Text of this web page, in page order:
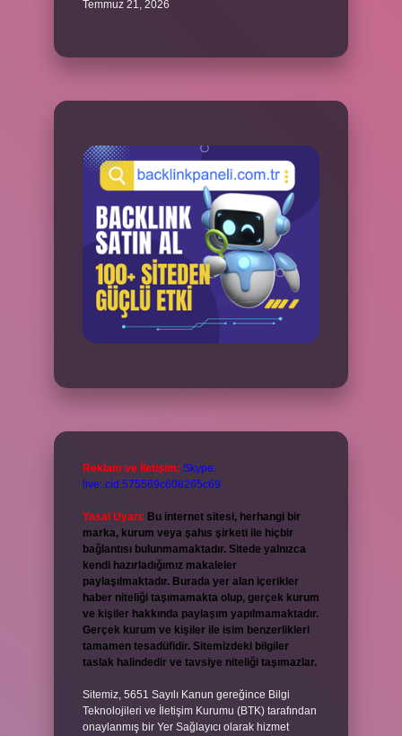
Temmuz 21, 2026
Reklam ve İletişim: Skype:
live:.cid.575569c608265c69
Yasal Uyarı: Bu internet sitesi, herhangi bir
marka, kurum veya şahıs şirketi ile hiçbir
bağlantısı bulunmamaktadır. Sitede yalnızca
kendi hazırladığımız makaleler
paylaşılmaktadır. Burada yer alan içerikler
haber niteliği taşımamakta olup, gerçek kurum
ve kişiler hakkında paylaşım yapılmamaktadır.
Gerçek kurum ve kişiler ile isim benzerlikleri
tamamen tesadüfidir. Sitemizdeki bilgiler
taslak halindedir ve tavsiye niteliği taşımazlar.
Sitemiz, 5651 Sayılı Kanun gereğince Bilgi
Teknolojileri ve İletişim Kurumu (BTK) tarafından
onaylanmış bir Yer Sağlayıcı olarak hizmet